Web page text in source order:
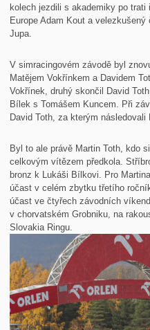
kolech jezdili s akademiky po
Europe Adam Kout a
Jupa.
V simracingovém závodě byl
Matějem Vokřínkem a Davidem
Vokřínek, druhý skončil David
Bílek s Tomášem Kuncem. Při
David Toth, za kterým následovali
Byl to ale právě Martin Toth, kdo
celkovým vítězem předkola.
bronz k Lukáši Bílkovi. Pro
účast v celém zbytku třetího
účast ve čtyřech závodních
v chorvatském Grobniku, na
Slovakia Ringu.